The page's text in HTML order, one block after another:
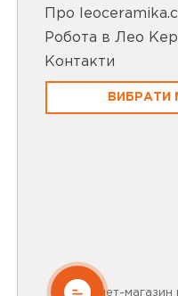
Про
Робота в Лео
Контакти
ВИБРАТИ
Інтернет-магазин
ОНЛАЙН